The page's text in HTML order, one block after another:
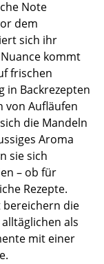
Note
dem
sich ihr
kommt
frischen
in Backrezepten
von Aufläufen
die Mandeln
Aroma
sie sich
– ob für
Rezepte.
bereichern die
als
mit einer